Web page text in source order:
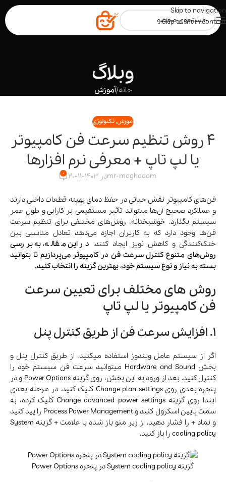
Skip to navigation
Skip to main content
وبلاگ
خانه/آموزش
آموزش,تکنولوژی
4 روش تنظیم سرعت فن کامپیوتر
یا لپ تاپ + معرفی نرم افزارها
mr-moghadamدر 1403-11-20 0
فن‌های کامپیوتر نقش حیاتی در حفظ دمای بهینه‌ قطعات داخلی دارند
و عملکرد صحیح آن‌ها میتواند تأثیر مستقیمی بر کارایی و طول عمر
سیستم بگذارد. خوشبختانه، روش‌های مختلفی برای تنظیم سرعت
فن‌ها وجود دارد که به کاربران اجازه می‌دهد تعادل مناسبی بین
خنک‌کنندگی و کاهش نویز ایجاد کنند. در این مقاله، به بررسی
روش‌های متنوع کنترل سرعت فن در کامپیوتر می‌پردازیم تا بتوانید
بسته به نیاز و نوع سیستم خود، بهترین گزینه را انتخاب کنید.
روش های مختلف برای تعیین سرعت
فن کامپیوتر یا لپ تاپ
1. افزایش سرعت فن از طریق کنترل پنل
اگر از سیستم عامل ویندوز استفاده میکنید، از طریق کنترل پنل و
بخش Hardware and Sound میتوانید سرعت فن سیستم خود را
کنترل کنید. بعد از ورود به این بخش، روی گزینه Power Options و در
پنجره بعدی روی Change plan settings کلیک کنید. در مرحله بعدی
ابندا روی گزینه Change advanced power settings کلیک کرده، به
سمت پایین اسکرول کنید و Process Power Management را پید کنید
و نماد + را فشار دهید. از زیر منو باز شده با علامت + گزینه System
cooling policy را باز کنید.
گزینه System cooling policy در پنجره Power Options